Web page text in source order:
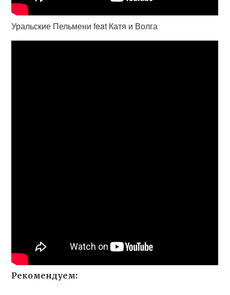
Уральские Пельмени feat Катя и Волга
Рекомендуем: